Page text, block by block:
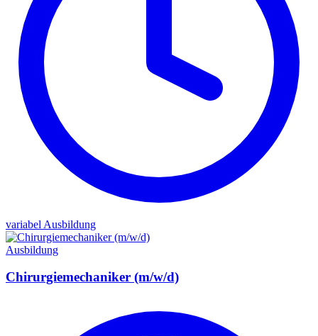
variabel Ausbildung
Ausbildung
Chirurgiemechaniker (m/w/d)